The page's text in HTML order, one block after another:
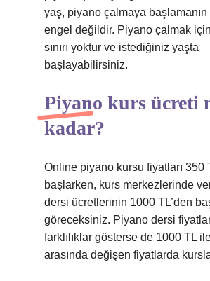
yaş, piyano çalmaya
engel değildir. Piyano çalmak
sınırı yoktur ve istediğiniz yaşta
başlayabilirsiniz.
Piyano kurs ücreti
kadar?
Online piyano kursu fiyatları 350
başlarken, kurs merkezlerinde
dersi ücretlerinin 1000 TL’den
göreceksiniz. Piyano dersi
farklılıklar gösterse de 1000 TL
arasında değişen fiyatlarda